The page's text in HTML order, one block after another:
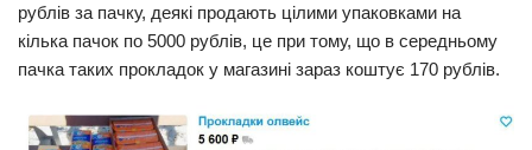
рублів за пачку, деякі продають цілими упаковками на
кілька пачок по 5000 рублів, це при тому, що в середньому
пачка таких прокладок у магазині зараз коштує 170 рублів.